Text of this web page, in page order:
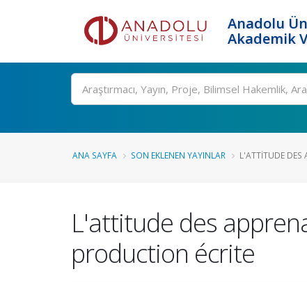
Anadolu
Akademik
Ara
ANA SAYFA SON EKLENEN YAYINLAR L'ATTITUDE DES
L'attitude des
production écrite